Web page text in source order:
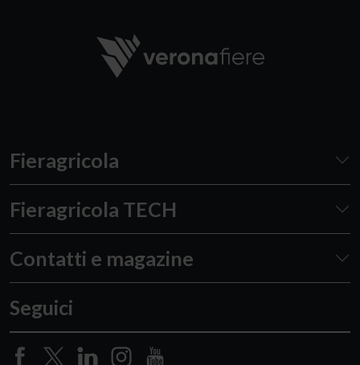
Fieragricola
Fieragricola TECH
Contatti e magazine
Seguici